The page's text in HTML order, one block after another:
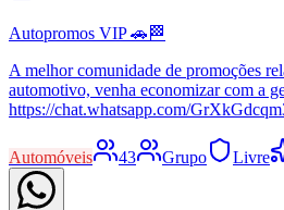
Autopromos VIP 🚗🏁
A melhor comunidade de promoções
automotivo, venha economizar com a
https://chat.whatsapp.com/
Automóveis 43 Grupo Livre